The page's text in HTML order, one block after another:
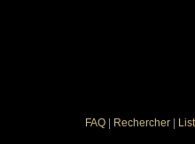
FAQ Rechercher